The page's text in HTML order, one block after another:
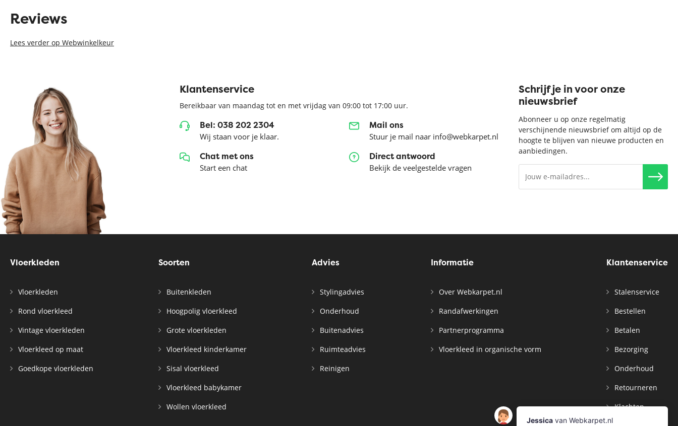
Reviews
Lees verder op Webwinkelkeur
Klantenservice
Bereikbaar van maandag tot en met vrijdag van 09:00 tot 17:00 uur.
Bel: 038 202 2304
Wij staan voor je klaar.
Mail ons
Stuur je mail naar info@webkarpet.nl
Chat met ons
Start een chat
Direct antwoord
Bekijk de veelgestelde vragen
Schrijf je in voor onze
nieuwsbrief
Abonneer u op onze regelmatig
verschijnende nieuwsbrief om altijd op de
hoogte te blijven van nieuwe producten en
aanbiedingen.
Vloerkleden
Vloerkleden
Rond vloerkleed
Vintage vloerkleden
Vloerkleed op maat
Goedkope vloerkleden
Soorten
Buitenkleden
Hoogpolig vloerkleed
Grote vloerkleden
Vloerkleed kinderkamer
Sisal vloerkleed
Vloerkleed babykamer
Wollen vloerkleed
Advies
Stylingadvies
Onderhoud
Buitenadvies
Ruimteadvies
Reinigen
Informatie
Over Webkarpet.nl
Randafwerkingen
Partnerprogramma
Vloerkleed in organische vorm
Klantenservice
Stalenservice
Bestellen
Betalen
Bezorging
Onderhoud
Retourneren
Klachten